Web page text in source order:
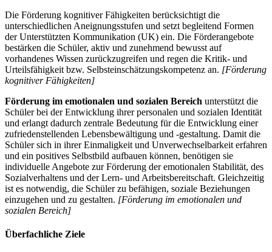
Die Förderung kognitiver Fähigkeiten berücksichtigt die
unterschiedlichen Aneignungsstufen und setzt begleitend Formen
der Unterstützten Kommunikation (UK) ein. Die Förderangebote
bestärken die Schüler, aktiv und zunehmend bewusst auf
vorhandenes Wissen zurückzugreifen und regen die Kritik- und
Urteilsfähigkeit bzw. Selbsteinschätzungskompetenz an. [Förderung
kognitiver Fähigkeiten]
Förderung im emotionalen und sozialen Bereich unterstützt die
Schüler bei der Entwicklung ihrer personalen und sozialen Identität
und erlangt dadurch zentrale Bedeutung für die Entwicklung einer
zufriedenstellenden Lebensbewältigung und -gestaltung. Damit die
Schüler sich in ihrer Einmaligkeit und Unverwechselbarkeit erfahren
und ein positives Selbstbild aufbauen können, benötigen sie
individuelle Angebote zur Förderung der emotionalen Stabilität, des
Sozialverhaltens und der Lern- und Arbeitsbereitschaft. Gleichzeitig
ist es notwendig, die Schüler zu befähigen, soziale Beziehungen
einzugehen und zu gestalten. [Förderung im emotionalen und
sozialen Bereich]
Überfachliche Ziele